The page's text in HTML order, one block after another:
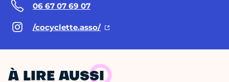
06 67 07 69 07
/cocyclette.asso/
À LIRE AUSSI